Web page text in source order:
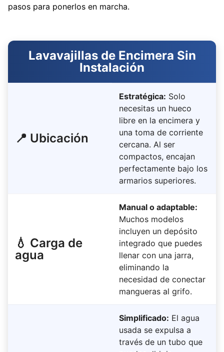
pasos para ponerlos en marcha.
Lavavajillas de Encimera Sin
Instalación
📍 Ubicación
Estratégica: Solo
necesitas un hueco
libre en la encimera y
una toma de corriente
cercana. Al ser
compactos, encajan
perfectamente bajo los
armarios superiores.
💧 Carga de
agua
Manual o adaptable:
Muchos modelos
incluyen un depósito
integrado que puedes
llenar con una jarra,
eliminando la
necesidad de conectar
mangueras al grifo.
Simplificado: El agua
usada se expulsa a
través de un tubo que